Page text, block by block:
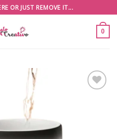
OR JUST REMOVE IT...
0